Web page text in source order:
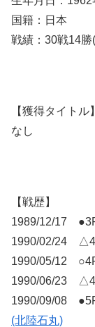
国籍：日本
戦績：30戦14
【獲得タイトル】
なし
【戦歴】
1989/12/17
1990/02/24
1990/05/12
1990/06/23
1990/09/08
(北陸石丸)